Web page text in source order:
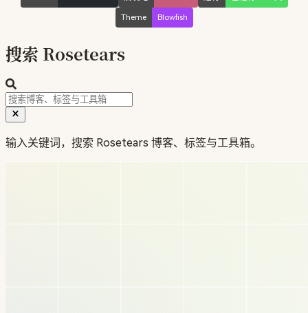
Theme Blowfish
搜索 Rosetears
输入关键词，搜索 Rosetears 博客、标签与工具箱。